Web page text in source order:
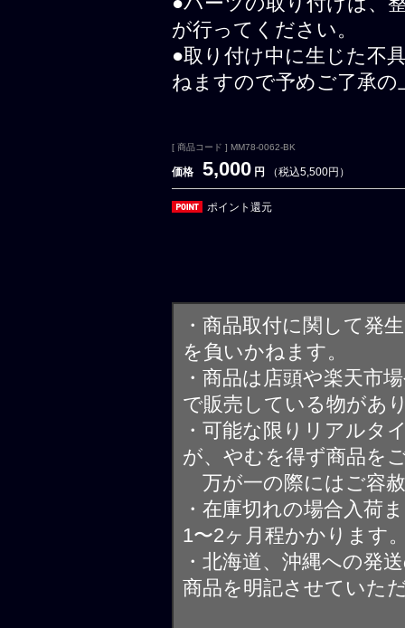
が行ってください。
●取り付け中に生じた不
ねますので予めご了承
[ 商品コード ] MM78-0062-BK
価格 5,000 円 （税込5,500円）
ポイント還元
・商品取付に関して発
を負いかねます。
・商品は店頭や楽天市
で販売している物があ
・可能な限りリアルタ
が、やむを得ず商品を
万が一の際にはご容
・在庫切れの場合入荷
1〜2ヶ月程かかります
・北海道、沖縄への発
商品を明記させていた